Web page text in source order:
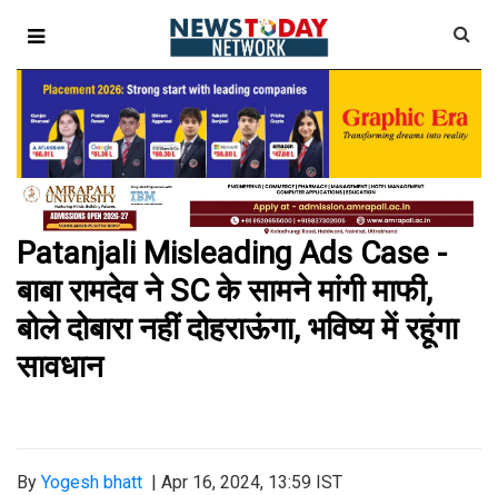
Patanjali Misleading Ads Case -
बाबा रामदेव ने SC के सामने मांगी माफी,
बोले दोबारा नहीं दोहराऊंगा, भविष्य में रहूंगा
सावधान
By Yogesh bhatt Apr 16, 2024, 13:59 IST